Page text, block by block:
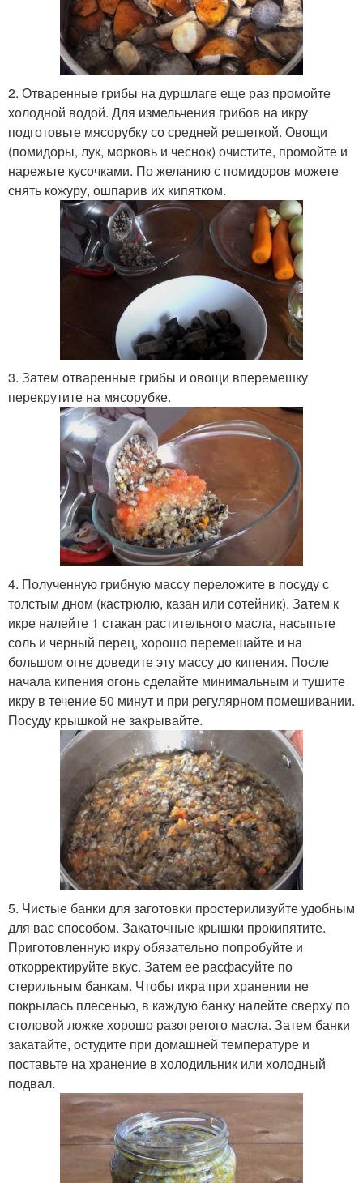
2. Отваренные грибы на дуршлаге еще раз промойте
холодной водой. Для измельчения грибов на икру
подготовьте мясорубку со средней решеткой. Овощи
(помидоры, лук, морковь и чеснок) очистите, промойте и
нарежьте кусочками. По желанию с помидоров можете
снять кожуру, ошпарив их кипятком.
3. Затем отваренные грибы и овощи вперемешку
перекрутите на мясорубке.
4. Полученную грибную массу переложите в посуду с
толстым дном (кастрюлю, казан или сотейник). Затем к
икре налейте 1 стакан растительного масла, насыпьте
соль и черный перец, хорошо перемешайте и на
большом огне доведите эту массу до кипения. После
начала кипения огонь сделайте минимальным и тушите
икру в течение 50 минут и при регулярном помешивании.
Посуду крышкой не закрывайте.
5. Чистые банки для заготовки простерилизуйте удобным
для вас способом. Закаточные крышки прокипятите.
Приготовленную икру обязательно попробуйте и
откорректируйте вкус. Затем ее расфасуйте по
стерильным банкам. Чтобы икра при хранении не
покрылась плесенью, в каждую банку налейте сверху по
столовой ложке хорошо разогретого масла. Затем банки
закатайте, остудите при домашней температуре и
поставьте на хранение в холодильник или холодный
подвал.